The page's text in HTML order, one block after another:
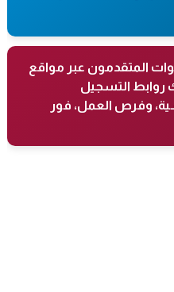
المتقدمون عبر مواقع
روابط التسجيل
وفرص العمل، فور